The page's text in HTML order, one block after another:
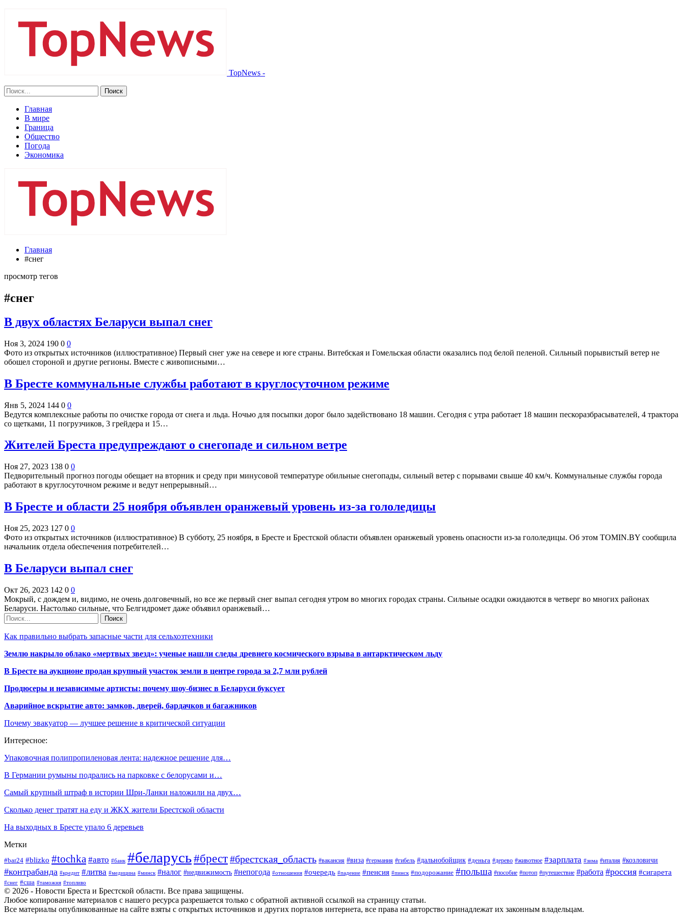
TopNews -
Главная
В мире
Граница
Общество
Погода
Экономика
Главная
#снег
просмотр тегов
#снег
В двух областях Беларуси выпал снег
Ноя 3, 2024 190 0 0
Фото из открытых источников (иллюстративное) Первый снег уже на севере и юге страны. Витебская и Гомельская области оказались под белой пеленой. Сильный порывистый ветер не
обошел стороной и другие регионы. Вместе с живописными…
В Бресте коммунальные службы работают в круглосуточном режиме
Янв 5, 2024 144 0 0
Ведутся комплексные работы по очистке города от снега и льда. Ночью для посыпки дорог было задействовано 18 машин. Сегодня с утра работает 18 машин пескоразбрасывателей, 4 трактора
со щетками, 11 погрузчиков, 3 грейдера и 15…
Жителей Бреста предупреждают о снегопаде и сильном ветре
Ноя 27, 2023 138 0 0
Педворительный прогноз погоды обещает на вторник и среду при минусовой температуре обильные снегопады, сильный ветер с порывами свыше 40 км/ч. Коммунальные службы города
работают в круглосуточном режиме и ведут непрерывный…
В Бресте и области 25 ноября объявлен оранжевый уровень из-за гололедицы
Ноя 25, 2023 127 0 0
Фото из открытых источников (иллюстративное) В субботу, 25 ноября, в Бресте и Брестской области объявлен оранжевый уровень опасности из-за гололедицы. Об этом TOMIN.BY сообщила
начальник отдела обеспечения потребителей…
В Беларуси выпал снег
Окт 26, 2023 142 0 0
Мокрый, с дождем и, видимо, не очень долговечный, но все же первый снег выпал сегодня утром во многих городах страны. Сильные осадки ожидаются в четверг во многих районах
Беларуси. Настолько сильные, что Белгидромет даже объявил оранжевый…
Как правильно выбрать запасные части для сельхозтехники
Землю накрыло облако «мертвых звезд»: ученые нашли следы древнего космического взрыва в антарктическом льду
В Бресте на аукционе продан крупный участок земли в центре города за 2,7 млн рублей
Продюсеры и независимые артисты: почему шоу-бизнес в Беларуси буксует
Аварийное вскрытие авто: замков, дверей, бардачков и багажников
Почему эвакуатор — лучшее решение в критической ситуации
Интересное:
Упаковочная полипропиленовая лента: надежное решение для…
В Германии румыны подрались на парковке с белорусами и…
Самый крупный штраф в истории Шри-Ланки наложили на двух…
Сколько денег тратят на еду и ЖКХ жители Брестской области
На выходных в Бресте упало 6 деревьев
Метки
#bar24 #blizko #tochka #авто #банк #беларусь#брест#брестская_область #вакансия #виза #германия #гибель #дальнобойщик #деньга #дерево #животное #зарплата #зима #италия #козловичи
#контрабанда #кредит #литва #медицина #минск #налог #недвижимость #непогода #отношения #очередь #падение #пенсия #пинск #подорожание #польша #пособие #потоп #путешествие #работа #россия #сигарета
#снег #сша #таможня #топливо
© 2026 - Новости Бреста и Брестской области. Все права защищены.
Любое копирование материалов с нашего ресурса разрешается только с обратной активной ссылкой на страницу статьи.
Все материалы опубликованные на сайте взяты с открытых источников и других порталов интернета, все права на авторство принадлежат их законным владельцам.